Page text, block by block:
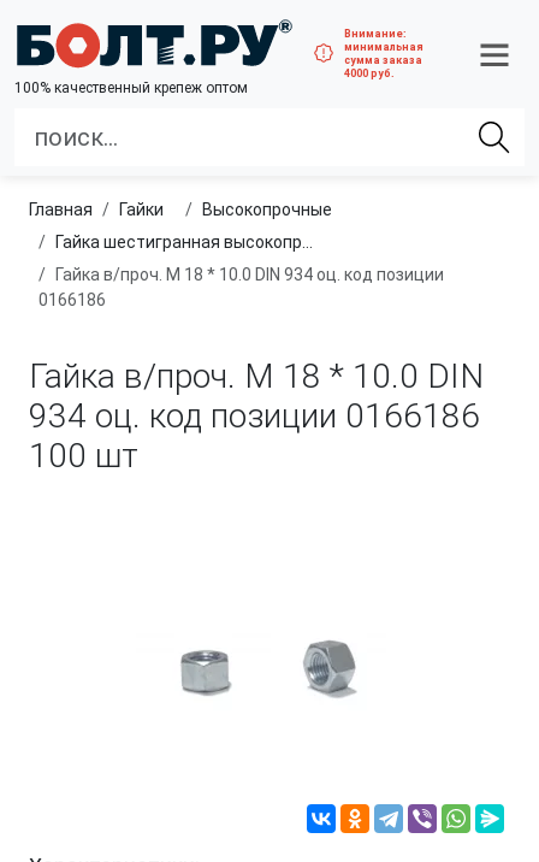
100% качественный крепеж оптом
Внимание:
минимальная
сумма заказа
4000 руб.
Главная гайки
высокопрочные
Гайка шестигранная высокопрочная, класс прочности 8.0, 10.0 и 12.0
Гайка в/проч. M 18 * 10.0 DIN 934 оц. код позиции
0166186
Гайка в/проч. M 18 * 10.0 DIN
934 оц. код позиции 0166186
100 шт